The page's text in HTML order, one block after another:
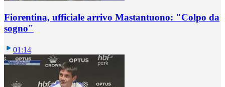
Fiorentina, ufficiale arrivo Mastantuono: "Colpo da
sogno"
01:14